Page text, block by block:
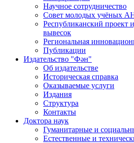
Научное сотрудничество
Совет молодых учёных
Республиканский проект
вывесок
Региональная
Публикации
Издательство "Фән"
Об издательстве
Историческая справка
Оказываемые услуги
Издания
Структура
Контакты
Доктора наук
Гуманитарные и
Естественные и